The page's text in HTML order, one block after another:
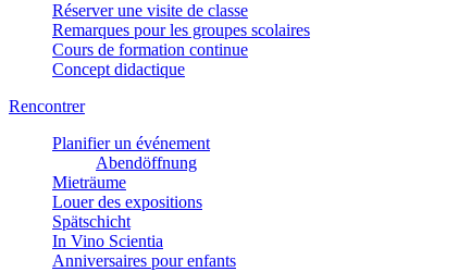
Réserver une visite de classe
Remarques pour les groupes scolaires
Cours de formation continue
Concept didactique
Rencontrer
Planifier un événement
Abendöffnung
Mieträume
Louer des expositions
Spätschicht
In Vino Scientia
Anniversaires pour enfants